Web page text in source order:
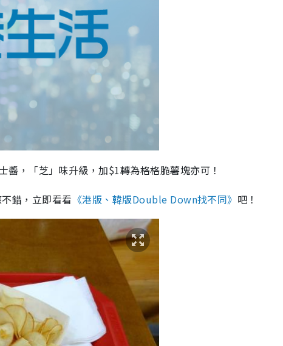
，「芝」味升級，加$1轉為格格脆薯塊亦可！
錯，立即看看 《港版、韓版Double Down找不同》 吧！